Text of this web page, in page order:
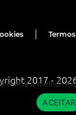
2017 -
tenha a melhor
ACEITAR